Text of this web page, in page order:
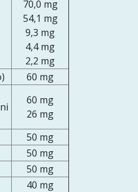
70,0 mg
54,1 mg
9,3 mg
4,4 mg
2,2 mg
60 mg
60 mg
26 mg
50 mg
50 mg
50 mg
40 mg